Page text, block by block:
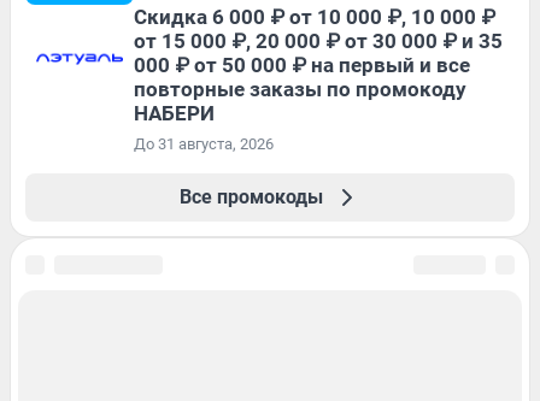
Скидка 6 000 ₽ от 10 000 ₽, 10 000 ₽
от 15 000 ₽, 20 000 ₽ от 30 000 ₽ и 35
000 ₽ от 50 000 ₽ на первый и все
повторные заказы по промокоду
НАБЕРИ
До 31 августа, 2026
Все промокоды